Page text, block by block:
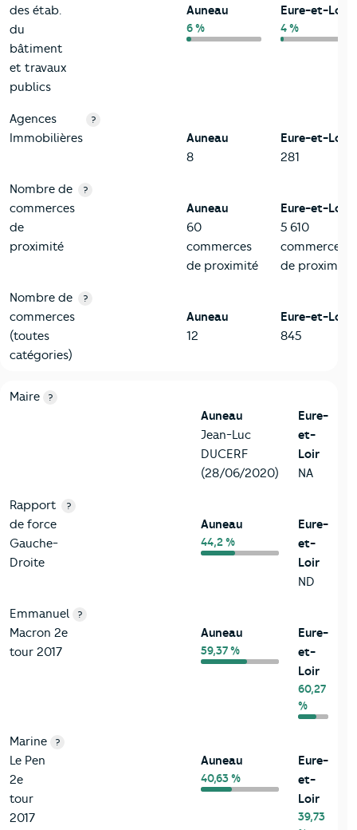
des étab.
du
bâtiment
et travaux
publics
Auneau
6 %
Eure-et-Loir
4 %
Agences
Immobilières
?
Auneau
8
Eure-et-Loir
281
Nombre de
commerces
de
proximité
?
Auneau
60
commerces
de proximité
Eure-et-Loir
5 610
commerces
de proximité
Nombre de
commerces
(toutes
catégories)
?
Auneau
12
Eure-et-Loir
845
6-Politique
Critères
Maire ?
Auneau
Jean-Luc
DUCERF
(28/06/2020)
Eure-
et-
Loir
NA
Rapport
de force
Gauche-
Droite
?
Auneau
44,2 %
Eure-
et-
Loir
ND
Emmanuel
Macron 2e
tour 2017
?
Auneau
59,37 %
Eure-
et-
Loir
60,27
%
Marine
Le Pen
2e
tour
2017
?
Auneau
40,63 %
Eure-
et-
Loir
39,73